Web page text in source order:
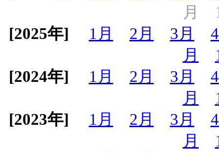
月
[2025年]
1月 2月 3月
月
[2024年]
1月 2月 3月
月
[2023年]
1月 2月 3月
月